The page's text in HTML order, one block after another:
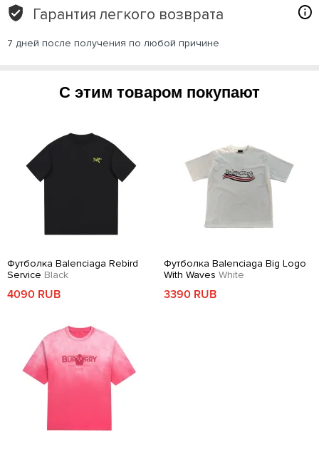
Гарантия легкого возврата
7 дней после получения по любой причине
С этим товаром покупают
Футболка Balenciaga Rebird
Service Black
4090 RUB
Футболка Balenciaga Big Logo
With Waves White
3390 RUB